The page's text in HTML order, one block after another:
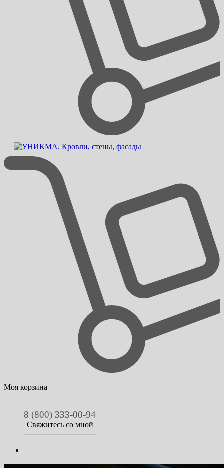
Моя корзина
8 (800) 333-00-94
Свяжитесь со мной